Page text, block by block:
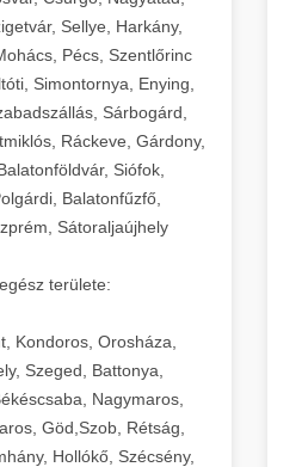
automatizálás
pékségek és
számára.
megbízható
tésztakeverő
+
gépek
élelmiszer-
Precíziós vágás
beállítással.
élelmiszer szeletelő
Gép +
élelmiszerek
és tartsa meg a
berendezés
+
csomagolási
lezárási és
megoldások.
Sütő és
+
sütők és
Sellye, Harkány,
Pécs, Szentlőrinc
Simontornya, Enying,
Sárbogárd,
Ráckeve, Gárdony,
Siófok,
Balatonfűzfő,
Sátoraljaújhely
területe:
Kondoros, Orosháza,
Szeged, Battonya,
Nagymaros,
Göd,Szob, Rétság,
Hollókő, Szécsény,